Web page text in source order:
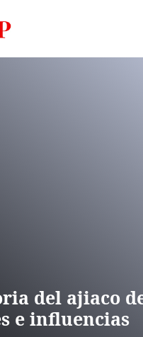
del ajiaco
e influencias